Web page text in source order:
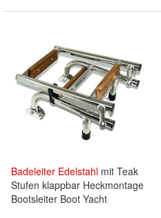
Badeleiter Edelstahl mit Teak
Stufen klappbar Heckmontage
Bootsleiter Boot Yacht